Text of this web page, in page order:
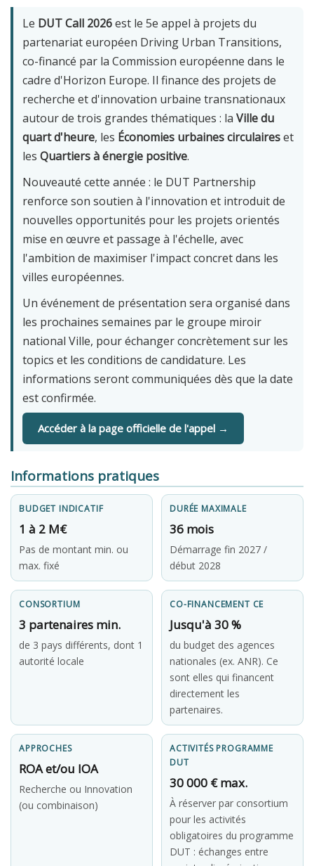
Le DUT Call 2026est le 5e appel à projets du
partenariat européen Driving Urban Transitions,
co-financé par la Commission européenne dans le
cadre d'Horizon Europe. Il finance des projets de
recherche et d'innovation urbaine transnationaux
autour de trois grandes thématiques : la Ville du
quart d'heure, les Économies urbaines circulaireset
les Quartiers à énergie positive.
Nouveauté cette année : le DUT Partnership
renforce son soutien à l'innovation et introduit de
nouvelles opportunités pour les projets orientés
mise en œuvre et passage à l'échelle, avec
l'ambition de maximiser l'impact concret dans les
villes européennes.
Un événement de présentation sera organisé dans
les prochaines semaines par le groupe miroir
national Ville, pour échanger concrètement sur les
topics et les conditions de candidature. Les
informations seront communiquées dès que la date
est confirmée.
Accéder à la page officielle de l'appel →
Informations pratiques
BUDGET INDICATIF
1 à 2 M€
Pas de montant min. ou
max. fixé
DURÉE MAXIMALE
36 mois
Démarrage fin 2027 /
début 2028
CONSORTIUM
3 partenaires min.
de 3 pays différents, dont 1
autorité locale
CO-FINANCEMENT CE
Jusqu'à 30 %
du budget des agences
nationales (ex. ANR). Ce
sont elles qui financent
directement les
partenaires.
APPROCHES
ROA et/ou IOA
Recherche ou Innovation
(ou combinaison)
ACTIVITÉS PROGRAMME
DUT
30 000 € max.
À réserver par consortium
pour les activités
obligatoires du programme
DUT : échanges entre